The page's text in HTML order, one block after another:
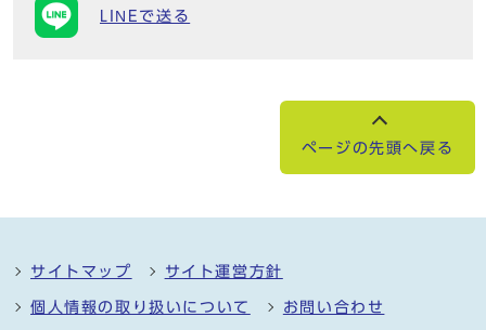
LINEで送る
ページの先頭へ戻る
サイトマップ サイト運営方針
個人情報の取り扱いについて お問い合わせ